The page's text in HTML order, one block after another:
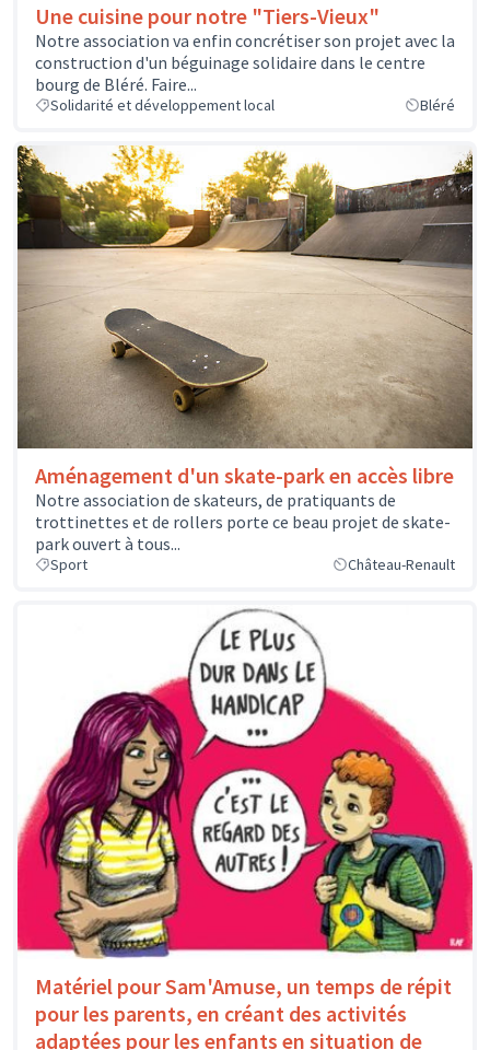
Une cuisine pour notre "Tiers-Vieux"
Notre association va enfin concrétiser son projet avec la
construction d'un béguinage solidaire dans le centre
bourg de Bléré. Faire...
Solidarité et développement local Bléré
Aménagement d'un skate-park en accès libre
Notre association de skateurs, de pratiquants de
trottinettes et de rollers porte ce beau projet de skate-
park ouvert à tous...
Sport Château-Renault
Matériel pour Sam'Amuse, un temps de répit
pour les parents, en créant des activités
adaptées pour les enfants en situation de